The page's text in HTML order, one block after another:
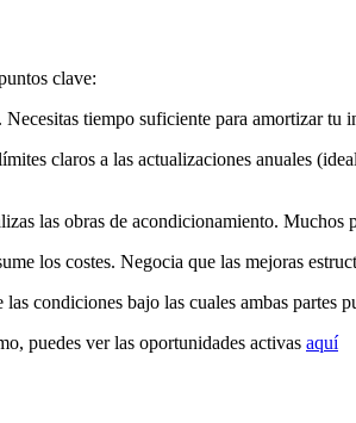
clave:
tiempo suficiente para amortizar
claros a las actualizaciones anuales
las obras de acondicionamiento.
los costes. Negocia que las mejoras
condiciones bajo las cuales ambas partes
puedes ver las oportunidades activas aquí